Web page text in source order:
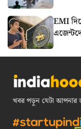
EMI
খবর পড়ুন যেটা আপনার